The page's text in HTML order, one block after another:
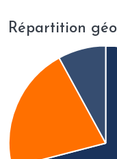
Répartition